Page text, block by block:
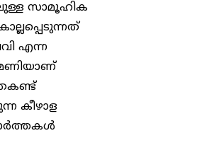
സാമൂഹിക
എന്ന
കീഴാള